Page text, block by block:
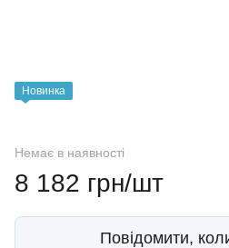
Новинка
Немає в наявності
8 182 грн/шт
Повідомити,